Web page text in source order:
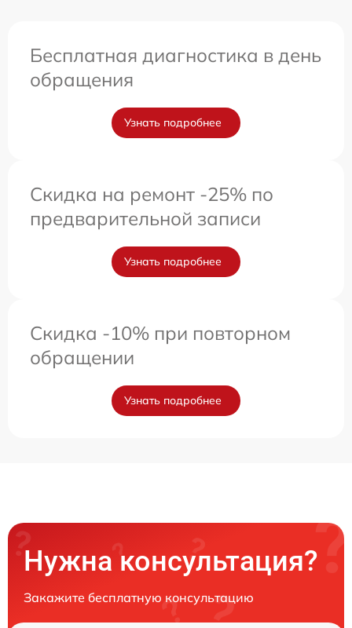
Бесплатная диагностика в день
обращения
Узнать подробнее
Скидка на ремонт -25% по
предварительной записи
Узнать подробнее
Скидка -10% при повторном
обращении
Узнать подробнее
Нужна консультация?
Закажите бесплатную консультацию